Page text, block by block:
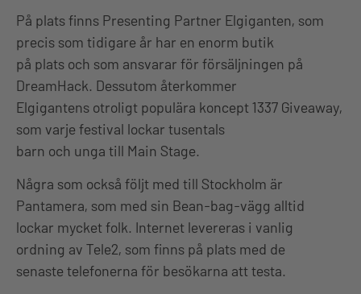
På plats finns Presenting Partner Elgiganten, som
precis som tidigare år har en enorm butik
på plats och som ansvarar för försäljningen på
DreamHack. Dessutom återkommer
Elgigantens otroligt populära koncept 1337 Giveaway,
som varje festival lockar tusentals
barn och unga till Main Stage.
Några som också följt med till Stockholm är
Pantamera, som med sin Bean-bag-vägg alltid
lockar mycket folk. Internet levereras i vanlig
ordning av Tele2, som finns på plats med de
senaste telefonerna för besökarna att testa.